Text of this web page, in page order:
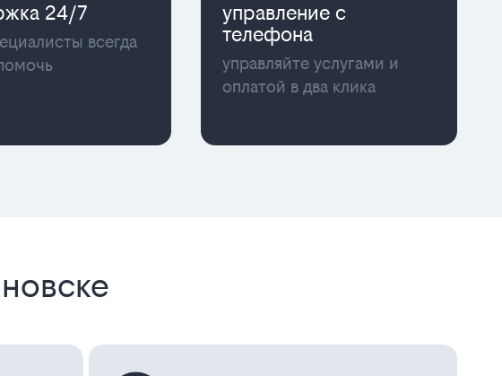
24/7
всегда
управление с
телефона
управляйте услугами и
оплатой в два клика